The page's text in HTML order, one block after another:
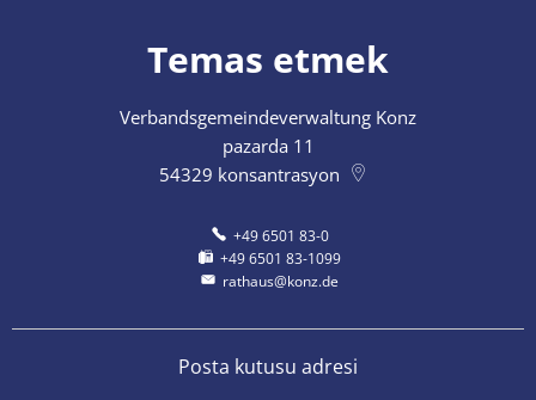
Temas etmek
Verbandsgemeindeverwaltung Konz
pazarda 11
54329 konsantrasyon
+49 6501 83-0
+49 6501 83-1099
rathaus@konz.de
Posta kutusu adresi